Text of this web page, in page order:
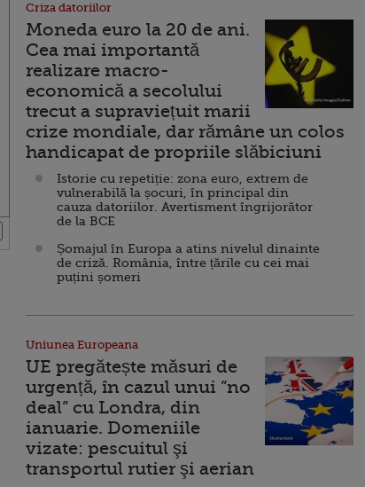
Criza datoriilor
Moneda euro la 20 de ani.
Cea mai importantă
realizare macro-
economică a secolului
trecut a supraviețuit marii
crize mondiale, dar rămâne un colos
handicapat de propriile slăbiciuni
Istorie cu repetiție: zona euro, extrem de
vulnerabilă la șocuri, în principal din
cauza datoriilor. Avertisment îngrijorător
de la BCE
Șomajul în Europa a atins nivelul dinainte
de criză. România, între țările cu cei mai
puțini șomeri
Uniunea Europeana
UE pregătește măsuri de
urgență, în cazul unui ”no
deal” cu Londra, din
ianuarie. Domeniile
vizate: pescuitul şi
transportul rutier şi aerian